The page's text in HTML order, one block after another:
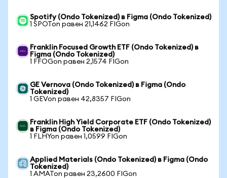
Spotify (Ondo Tokenized) в Figma (Ondo Tokenized)
1 SPOTon равен 21,1462 FIGon
Franklin Focused Growth ETF (Ondo Tokenized) в
Figma (Ondo Tokenized)
1 FFOGon равен 2,1574 FIGon
GE Vernova (Ondo Tokenized) в Figma (Ondo
Tokenized)
1 GEVon равен 42,8357 FIGon
Franklin High Yield Corporate ETF (Ondo Tokenized)
в Figma (Ondo Tokenized)
1 FLHYon равен 1,0599 FIGon
Applied Materials (Ondo Tokenized) в Figma (Ondo
Tokenized)
1 AMATon равен 23,2600 FIGon